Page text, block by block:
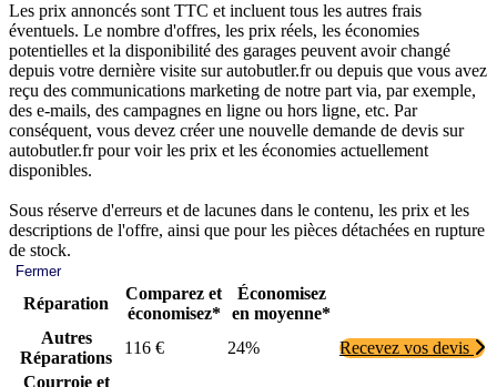
Les prix annoncés sont TTC et incluent tous les autres frais
éventuels. Le nombre d'offres, les prix réels, les économies
potentielles et la disponibilité des garages peuvent avoir changé
depuis votre dernière visite sur autobutler.fr ou depuis que vous avez
reçu des communications marketing de notre part via, par exemple,
des e-mails, des campagnes en ligne ou hors ligne, etc. Par
conséquent, vous devez créer une nouvelle demande de devis sur
autobutler.fr pour voir les prix et les économies actuellement
disponibles.
Sous réserve d'erreurs et de lacunes dans le contenu, les prix et les
descriptions de l'offre, ainsi que pour les pièces détachées en rupture
de stock.
Fermer
Réparation
Comparez et
économisez*
Économisez
en moyenne*
Autres
Réparations
116 € 24%
Recevez vos devis
Courroie et